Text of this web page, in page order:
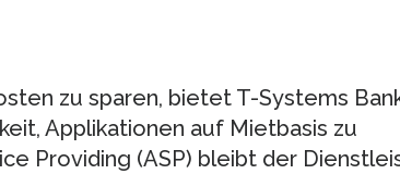
zu sparen, bietet T-Systems
Applikationen auf Mietbasis zu
Providing (ASP) bleibt der